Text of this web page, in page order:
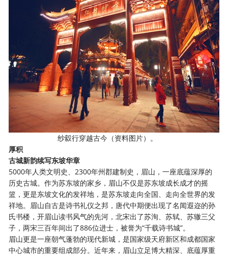
纱縠行穿越古今（资料图片）。
厚积
古城新韵续写东坡华章
5000年人类文明史、2300年州郡建制史，眉山，一座底蕴深厚的
历史古城。作为苏东坡的家乡，眉山不仅是苏东坡成长成才的摇
篮，更是东坡文化的发祥地，是苏东坡走向全国、走向全世界的发
祥地。眉山自古是诗书礼仪之邦，唐代中期便出现了名闻遐迩的孙
氏书楼，开眉山读书风气的先河，北宋出了苏洵、苏轼、苏辙三父
子，两宋三百年间出了886位进士，被誉为“千载诗书城”。
眉山更是一座朝气蓬勃的现代新城，是国家级天府新区和成都国家
中心城市的重要组成部分。近年来，眉山立足博大精深、底蕴厚重